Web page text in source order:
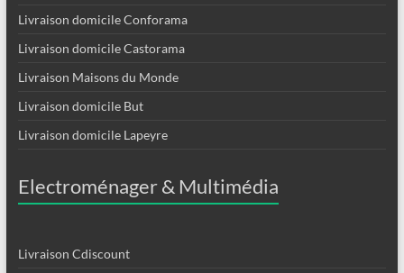
Livraison domicile Conforama
Livraison domicile Castorama
Livraison Maisons du Monde
Livraison domicile But
Livraison domicile Lapeyre
Electroménager & Multimédia
Livraison Cdiscount